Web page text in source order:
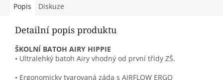
Popis Diskuze
Detailní popis produktu
ŠKOLNÍ BATOH AIRY HIPPIE
• Ultralehký batoh Airy vhodný od první třídy ZŠ.
• Ergonomicky tvarovaná záda s AIRFLOW ERGO